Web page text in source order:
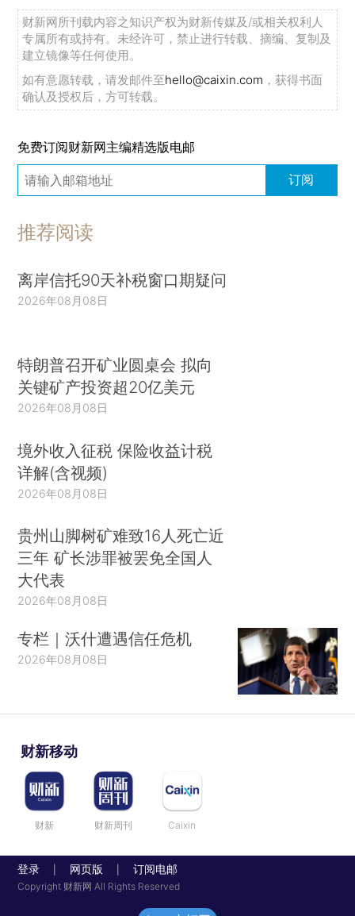
财新网所刊载内容之知识产权为财新传媒及/或相关权利人
专属所有或持有。未经许可，禁止进行转载、摘编、复制及
建立镜像等任何使用。
如有意愿转载，请发邮件至hello@caixin.com ，获得书面
确认及授权后，方可转载。
免费订阅财新网主编精选版电邮
订阅
推荐阅读
离岸信托90天补税窗口期疑问
2026年08月08日
特朗普召开矿业圆桌会 拟向
关键矿产投资超20亿美元
2026年08月08日
境外收入征税 保险收益计税
详解(含视频)
2026年08月08日
贵州山脚树矿难致16人死亡近
三年 矿长涉罪被罢免全国人
大代表
2026年08月08日
专栏｜沃什遭遇信任危机
2026年08月08日
财新移动
财新 财新周刊 Caixin
登录 网页版 订阅电邮
Copyright 财新网 All Rights Reserved